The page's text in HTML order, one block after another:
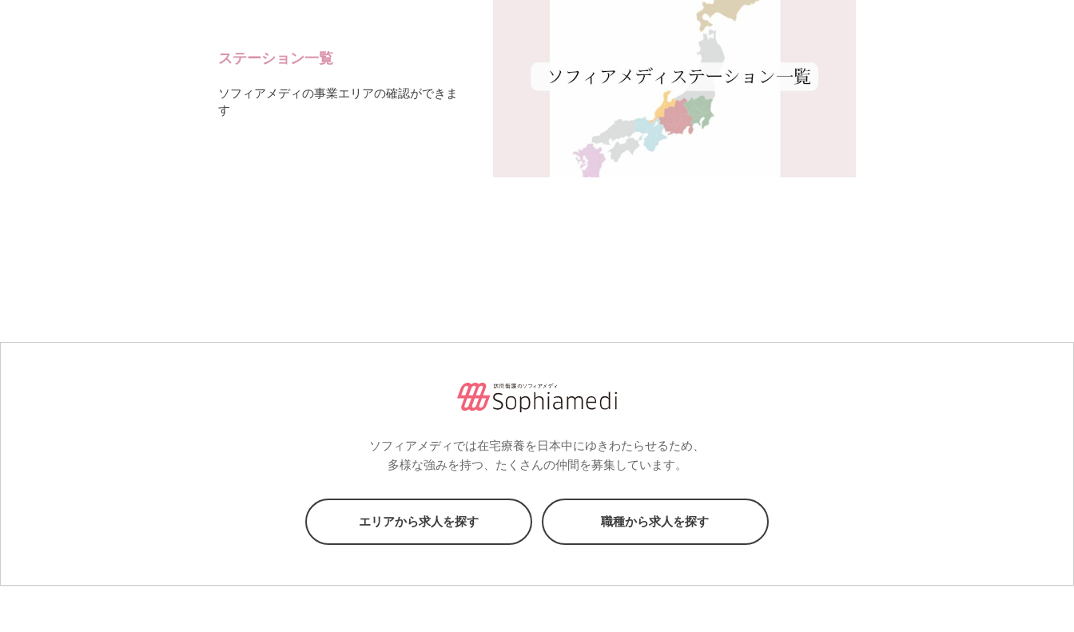
ステーション一覧
ソフィアメディの事業エリアの確認ができま
す
ソフィアメディでは在宅療養を日本中にゆきわたらせるため、
多様な強みを持つ、たくさんの仲間を募集しています。
エリアから求人を探す 職種から求人を探す